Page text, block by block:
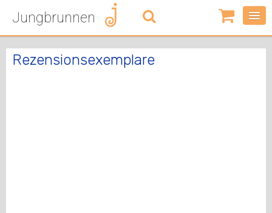
Jungbrunnen
0
Artikel
-
Rezensionsexemplare